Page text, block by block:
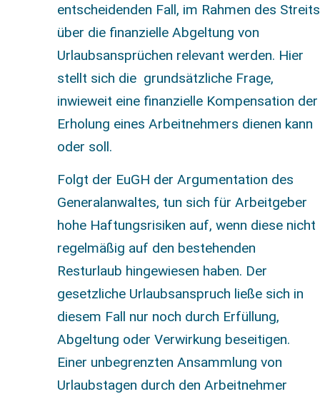
entscheidenden Fall, im Rahmen des Streits
über die finanzielle Abgeltung von
Urlaubsansprüchen relevant werden. Hier
stellt sich die grundsätzliche Frage,
inwieweit eine finanzielle Kompensation der
Erholung eines Arbeitnehmers dienen kann
oder soll.
Folgt der EuGH der Argumentation des
Generalanwaltes, tun sich für Arbeitgeber
hohe Haftungsrisiken auf, wenn diese nicht
regelmäßig auf den bestehenden
Resturlaub hingewiesen haben. Der
gesetzliche Urlaubsanspruch ließe sich in
diesem Fall nur noch durch Erfüllung,
Abgeltung oder Verwirkung beseitigen.
Einer unbegrenzten Ansammlung von
Urlaubstagen durch den Arbeitnehmer